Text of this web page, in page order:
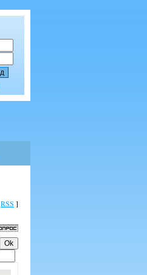
RSS ]